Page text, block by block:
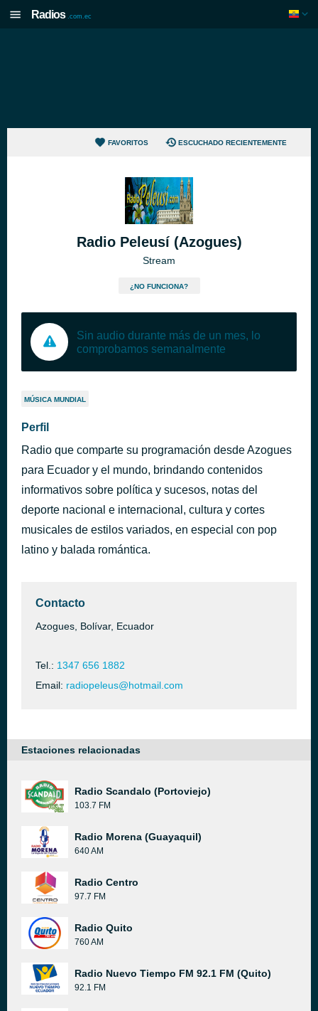
Radios .com.ec
FAVORITOS ESCUCHADO RECIENTEMENTE
Radio Peleusí (Azogues)
Stream
¿NO FUNCIONA?
Sin audio durante más de un mes, lo
comprobamos semanalmente
MÚSICA MUNDIAL
Perfil
Radio que comparte su programación desde Azogues
para Ecuador y el mundo, brindando contenidos
informativos sobre política y sucesos, notas del
deporte nacional e internacional, cultura y cortes
musicales de estilos variados, en especial con pop
latino y balada romántica.
Contacto
Azogues, Bolívar, Ecuador
Tel.: 1347 656 1882
Email: radiopeleus@hotmail.com
Estaciones relacionadas
Radio Scandalo (Portoviejo)
103.7 FM
Radio Morena (Guayaquil)
640 AM
Radio Centro
97.7 FM
Radio Quito
760 AM
Radio Nuevo Tiempo FM 92.1 FM (Quito)
92.1 FM